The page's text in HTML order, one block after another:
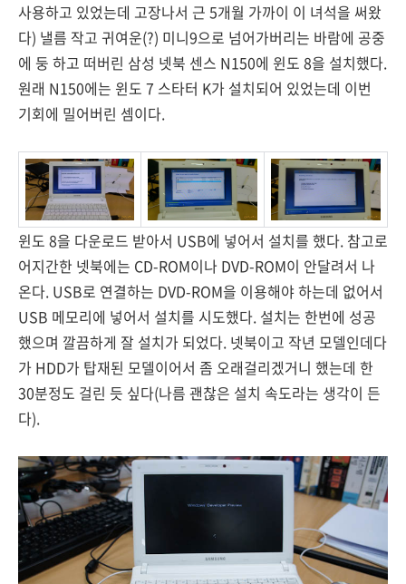
사용하고 있었는데 고장나서 근 5개월 가까이 이 녀석을 써왔
다) 낼름 작고 귀여운(?) 미니9으로 넘어가버리는 바람에 공중
에 둥 하고 떠버린 삼성 넷북 센스 N150에 윈도 8을 설치했다.
원래 N150에는 윈도 7 스타터 K가 설치되어 있었는데 이번
기회에 밀어버린 셈이다.
윈도 8을 다운로드 받아서 USB에 넣어서 설치를 했다. 참고로
어지간한 넷북에는 CD-ROM이나 DVD-ROM이 안달려서 나
온다. USB로 연결하는 DVD-ROM을 이용해야 하는데 없어서
USB 메모리에 넣어서 설치를 시도했다. 설치는 한번에 성공
했으며 깔끔하게 잘 설치가 되었다. 넷북이고 작년 모델인데다
가 HDD가 탑재된 모델이어서 좀 오래걸리겠거니 했는데 한
30분정도 걸린 듯 싶다(나름 괜찮은 설치 속도라는 생각이 든
다).